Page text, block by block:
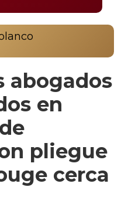
abogados
en
pliegue
cerca